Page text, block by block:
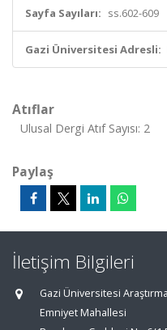
Sayfa Sayıları: ss.602-609
Gazi Üniversitesi Adresli:
Atıflar
Ulusal Dergi Atıf Sayısı: 2
Paylaş
İletişim Bilgileri
Gazi Üniversitesi
Emniyet Mahallesi